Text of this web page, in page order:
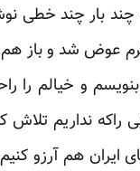
بار چند خطی
عوض شد و باز هم
و خیالم را
‏راکه نداریم
هم آرزو